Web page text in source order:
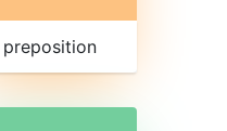
preposition